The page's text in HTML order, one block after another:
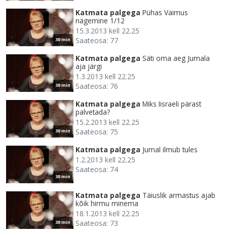
30 min
Katmata palgega Pühas Vaimus
nägemine 1/12
15.3.2013 kell 22.25
Saateosa: 77
30 min
Katmata palgega Säti oma aeg Jumala
aja järgi
1.3.2013 kell 22.25
Saateosa: 76
30 min
Katmata palgega Miks Iisraeli pärast
palvetada?
15.2.2013 kell 22.25
Saateosa: 75
30 min
Katmata palgega Jumal ilmub tules
1.2.2013 kell 22.25
Saateosa: 74
30 min
Katmata palgega Täiuslik armastus ajab
kõik hirmu minema
18.1.2013 kell 22.25
Saateosa: 73